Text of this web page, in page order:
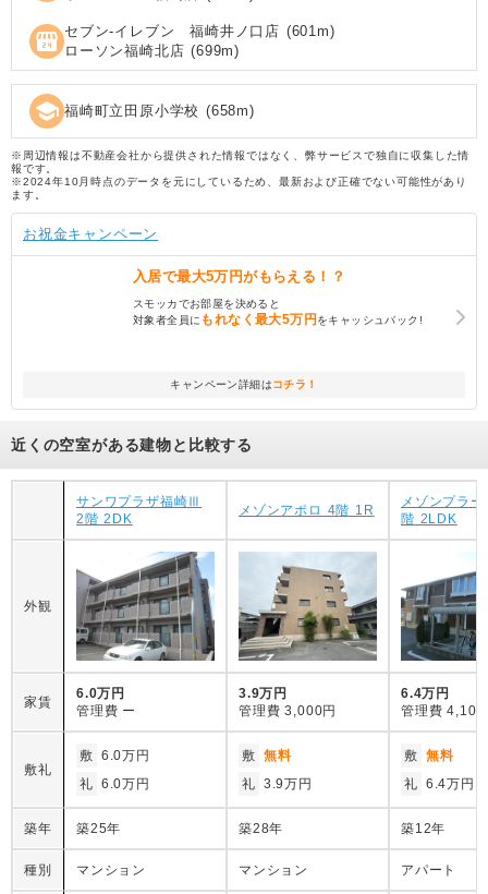
local_convenience_store セブン‐イレブン 福崎井ノ口店 (601m)
ローソン福崎北店 (699m)
school 福崎町立田原小学校 (658m)
※周辺情報は不動産会社から提供された情報ではなく、弊サービスで独自に収集した情
報です。
※2024年10月時点のデータを元にしているため、最新および正確でない可能性があり
ます。
お祝金キャンペーン
入居で最大5万円がもらえる！？
スモッカでお部屋を決めると
対象者全員に もれなく最大5万円 をキャッシュバック!
キャンペーン詳細はコチラ！
近くの空室がある建物と比較する
サンワプラザ福崎Ⅲ
2階 2DK
メゾンアポロ 4階 1R
メゾンプラ
階 2LDK
外観
家賃
6.0万円
管理費 ー
3.9万円
管理費 3,000円
6.4万円
管理費 4,100
敷礼
敷 6.0万円
礼 6.0万円
敷 無料
礼 3.9万円
敷 無料
礼 6.4万円
築年 築25年 築28年 築12年
種別 マンション マンション アパート